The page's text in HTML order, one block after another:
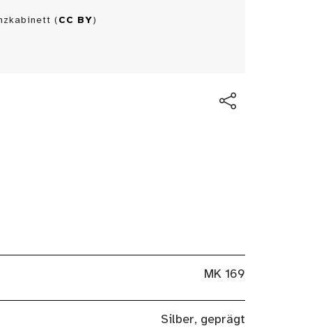
( CC BY)
MK 169
Silber, geprägt